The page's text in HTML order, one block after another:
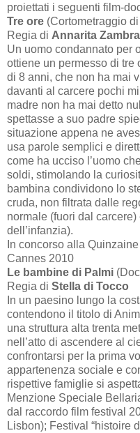
proiettati i seguenti film-
Tre ore (Cortometraggio
Regia di Annarita
Un uomo condannato per
ottiene un permesso di tre
di 8 anni, che non ha mai
davanti al carcere pochi
madre non ha mai detto
spettasse a suo padre
situazione appena ne
usa parole semplici e
come ha ucciso l’uomo
soldi, stimolando la
bambina condividono lo
cruda, non filtrata dalle
normale (fuori dal carcere)
dell’infanzia).
In concorso alla
Cannes 2010
Le bambine di Palmi
Regia di Stella di Tocco
In un paesino lungo la
contendono il titolo di
una struttura alta trenta
nell’atto di ascendere al
confrontarsi per la prima
appartenenza sociale e
rispettive famiglie si
Menzione Speciale
dal raccordo film festival
Lisbon); Festival “histoire